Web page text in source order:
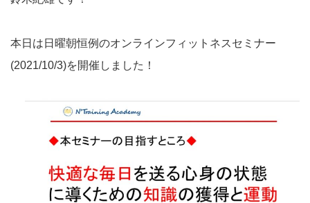
本日は日曜朝恒例のオンラインフィットネスセミナー
(2021/10/3)を開催しました！